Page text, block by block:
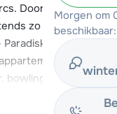
Morgen om
beschikbaar:
Door de gunstige
zo de piste op
skigebied
vind je